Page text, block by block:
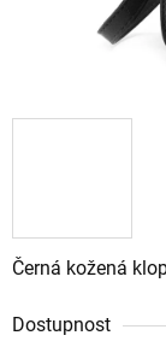
Černá kožená
Dostupnost